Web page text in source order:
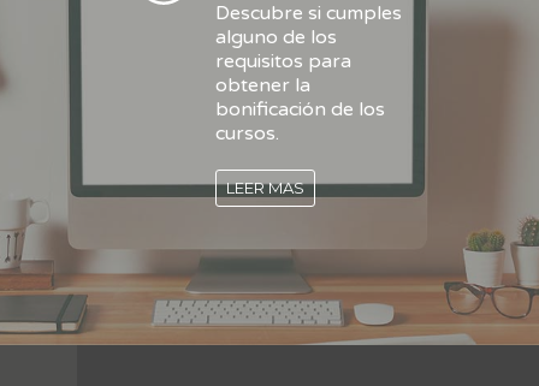
Descubre si cumples
alguno de los
requisitos para
obtener la
bonificación de los
cursos.
LEER MAS